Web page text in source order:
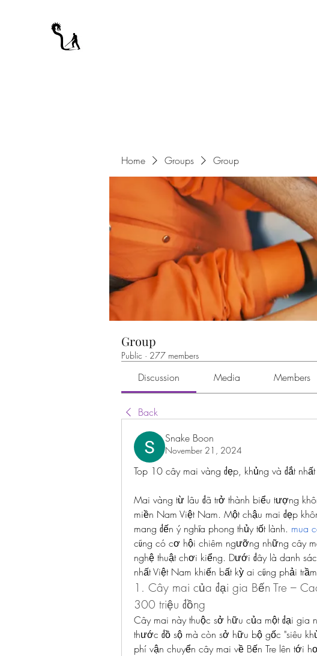
Home Groups Group
Group
Public · 277 members
Discussion Media Members
Back
Snake Boon
November 21, 2024
Top 10 cây mai vàng đẹp, khủng và đắt
Mai vàng từ lâu đã trở thành biểu tượng
miền Nam Việt Nam. Một chậu mai đẹp
mang đến ý nghĩa phong thủy tốt lành. mua
cũng có cơ hội chiêm ngưỡng những cây
nghệ thuật chơi kiểng. Dưới đây là danh
nhất Việt Nam khiến bất kỳ ai cũng phải
1. Cây mai của đại gia Bến Tre –
300 triệu đồng
Cây mai này thuộc sở hữu của một đại gia
thước đồ sộ mà còn sở hữu bộ gốc "siêu
phí vận chuyển cây mai về Bến Tre lên tới